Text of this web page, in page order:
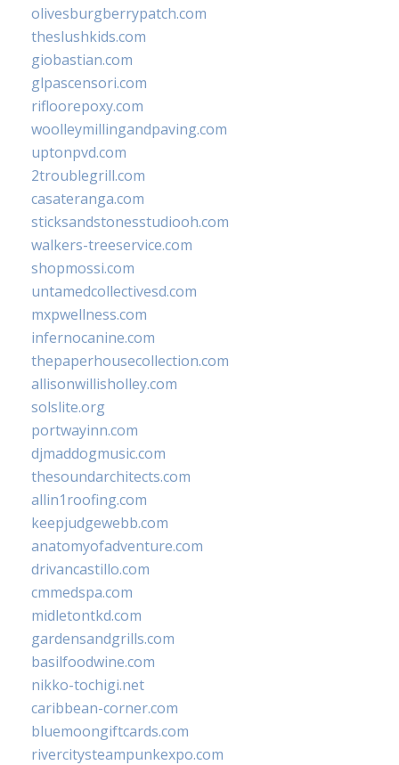
olivesburgberrypatch.com
theslushkids.com
giobastian.com
glpascensori.com
rifloorepoxy.com
woolleymillingandpaving.com
uptonpvd.com
2troublegrill.com
casateranga.com
sticksandstonesstudiooh.com
walkers-treeservice.com
shopmossi.com
untamedcollectivesd.com
mxpwellness.com
infernocanine.com
thepaperhousecollection.com
allisonwillisholley.com
solslite.org
portwayinn.com
djmaddogmusic.com
thesoundarchitects.com
allin1roofing.com
keepjudgewebb.com
anatomyofadventure.com
drivancastillo.com
cmmedspa.com
midletontkd.com
gardensandgrills.com
basilfoodwine.com
nikko-tochigi.net
caribbean-corner.com
bluemoongiftcards.com
rivercitysteampunkexpo.com